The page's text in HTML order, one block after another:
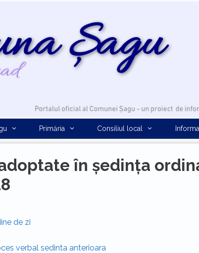
Primăria Consiliul local
în ședința
de zi
verbal sedinta anterioara